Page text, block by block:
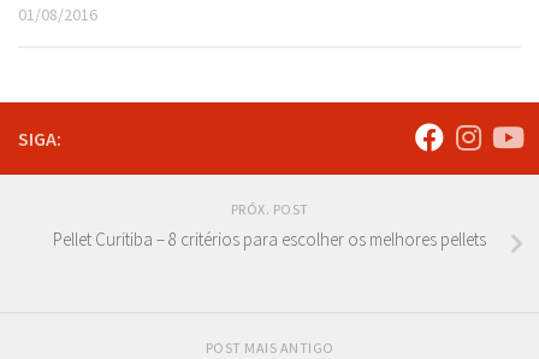
01/08/2016
SIGA:
PRÓX. POST
Pellet Curitiba – 8 critérios para escolher os melhores pellets
POST MAIS ANTIGO